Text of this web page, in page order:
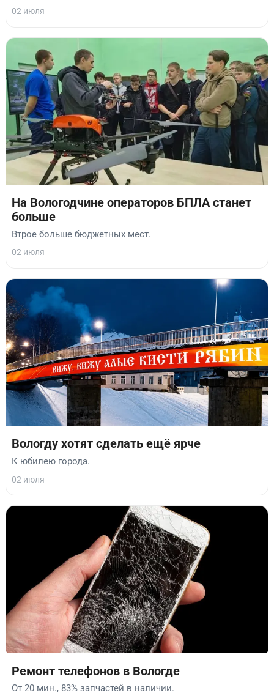
02 июля
На Вологодчине операторов БПЛА станет
больше
Втрое больше бюджетных мест.
02 июля
Вологду хотят сделать ещё ярче
К юбилею города.
02 июля
Ремонт телефонов в Вологде
От 20 мин., 83% запчастей в наличии.